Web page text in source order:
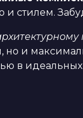
стилем.
но и
в идеальных